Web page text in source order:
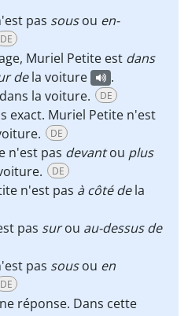
pas sousou en-
DE
Muriel Petite est dans
dela voiture
.
la voiture.
DE
exact. Muriel Petite n'est
DE
n'est pas devantou plus
DE
n'est pas à côté dela
pas surou au-dessus de
pas sousou en
DE
réponse. Dans cette